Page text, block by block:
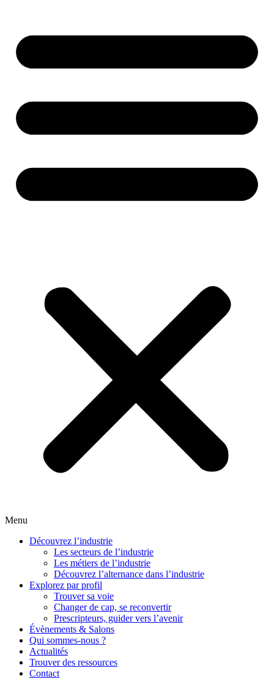
Menu
Découvrez l’industrie
Les secteurs de l’industrie
Les métiers de l’industrie
Découvrez l’alternance dans l’industrie
Explorez par profil
Trouver sa voie
Changer de cap, se reconvertir
Prescripteurs, guider vers l’avenir
Évènements & Salons
Qui sommes-nous ?
Actualités
Trouver des ressources
Contact